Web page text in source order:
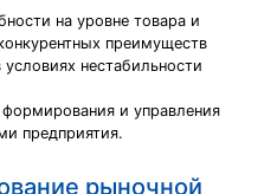
на уровне товара и
преимуществ
нестабильности
и управления
предприятия.
рыночной